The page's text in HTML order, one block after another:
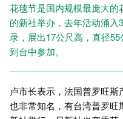
花毯节是国内规模最庞大
的新社举办，去年活动涌
录，展出17公尺高，直径
到台中参加。
卢市长表示，法国普罗旺
也非常知名，有台湾普罗